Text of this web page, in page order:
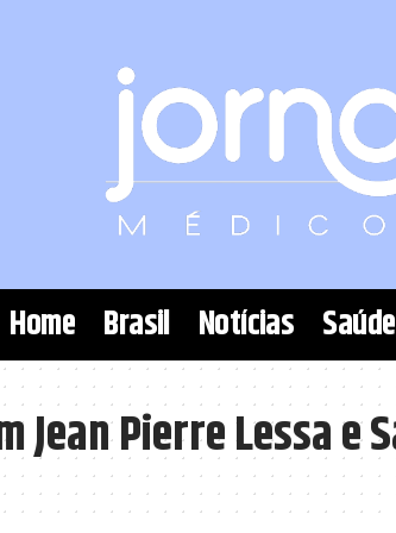
Home Brasil Notícias Saúde
Jean Pierre Lessa e